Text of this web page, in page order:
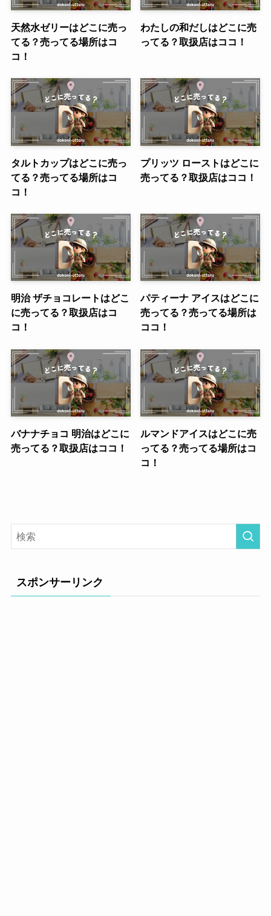
天然水ゼリーはどこに売っ
てる？売ってる場所はコ
コ！
わたしの和だしはどこに売
ってる？取扱店はココ！
タルトカップはどこに売っ
てる？売ってる場所はコ
コ！
プリッツ ローストはどこに
売ってる？取扱店はココ！
明治 ザチョコレートはどこ
に売ってる？取扱店はコ
コ！
パティーナ アイスはどこに
売ってる？売ってる場所は
ココ！
バナナチョコ 明治はどこに
売ってる？取扱店はココ！
ルマンドアイスはどこに売
ってる？売ってる場所はコ
コ！
スポンサーリンク